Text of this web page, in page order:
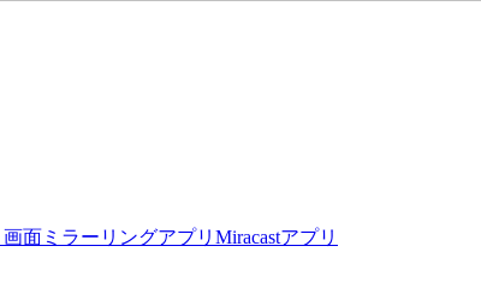
画面ミラーリングアプリ Miracastアプリ